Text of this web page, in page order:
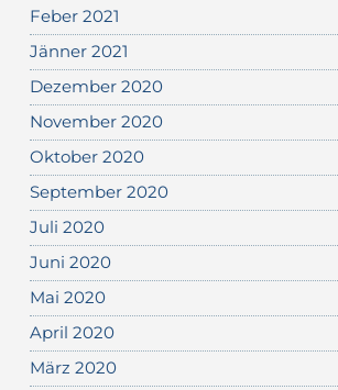
Feber 2021
Jänner 2021
Dezember 2020
November 2020
Oktober 2020
September 2020
Juli 2020
Juni 2020
Mai 2020
April 2020
März 2020